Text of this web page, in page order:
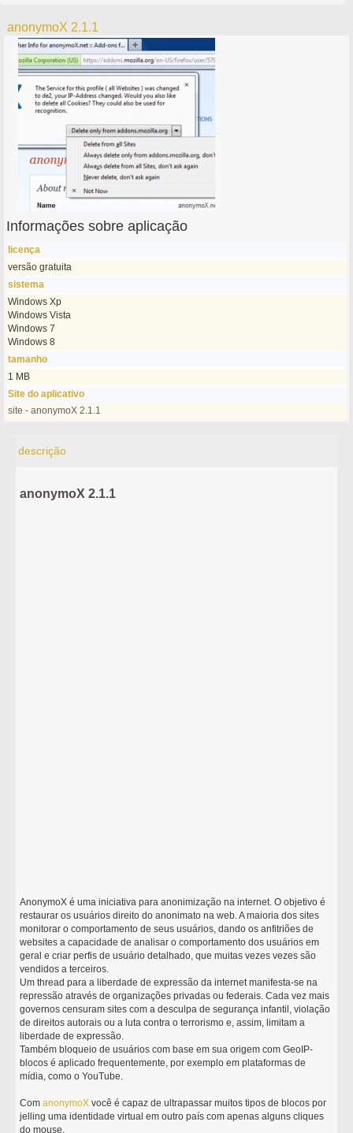
anonymoX 2.1.1
Informações sobre aplicação
licença
versão gratuita
sistema
Windows Xp
Windows Vista
Windows 7
Windows 8
tamanho
1 MB
Site do aplicativo
site - anonymoX 2.1.1
descrição
anonymoX 2.1.1
AnonymoX é uma iniciativa para anonimização na internet. O objetivo é
restaurar os usuários direito do anonimato na web. A maioria dos sites
monitorar o comportamento de seus usuários, dando os anfitriões de
websites a capacidade de analisar o comportamento dos usuários em
geral e criar perfis de usuário detalhado, que muitas vezes vezes são
vendidos a terceiros.
Um thread para a liberdade de expressão da internet manifesta-se na
repressão através de organizações privadas ou federais. Cada vez mais
governos censuram sites com a desculpa de segurança infantil, violação
de direitos autorais ou a luta contra o terrorismo e, assim, limitam a
liberdade de expressão.
Também bloqueio de usuários com base em sua origem com GeoIP-
blocos é aplicado frequentemente, por exemplo em plataformas de
mídia, como o YouTube.
ComanonymoX você é capaz de ultrapassar muitos tipos de blocos por
jelling uma identidade virtual em outro país com apenas alguns cliques
do mouse.